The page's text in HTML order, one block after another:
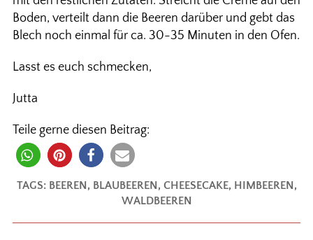
Boden, verteilt dann die Beeren darüber und gebt das
Blech noch einmal für ca. 30-35 Minuten in den Ofen.
Lasst es euch schmecken,
Jutta
Teile gerne diesen Beitrag:
TAGS: BEEREN , BLAUBEEREN , CHEESECAKE, HIMBEEREN ,
WALDBEEREN